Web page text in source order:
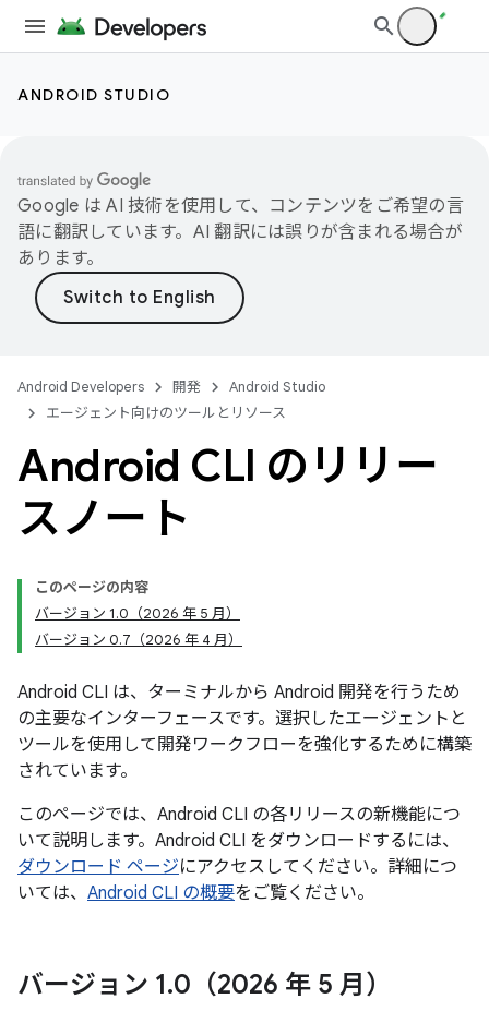
ANDROID STUDIO
Google は AI 技術を使用して、コンテンツをご希望の言
語に翻訳しています。AI 翻訳には誤りが含まれる場合が
あります。
Android Developers 開発
Android Studio
エージェント向けのツールとリソース
Android CLI のリリー
スノート
このページの内容
バージョン 1.0（2026 年 5 月）
バージョン 0.7（2026 年 4 月）
Android CLI は、ターミナルから Android 開発を行うため
の主要なインターフェースです。選択したエージェントと
ツールを使用して開発ワークフローを強化するために構築
されています。
このページでは、Android CLI の各リリースの新機能につ
いて説明します。Android CLI をダウンロードするには、
ダウンロード ページにアクセスしてください。詳細につ
いては、 Android CLI の概要をご覧ください。
バージョン 1.0（2026 年 5 月）